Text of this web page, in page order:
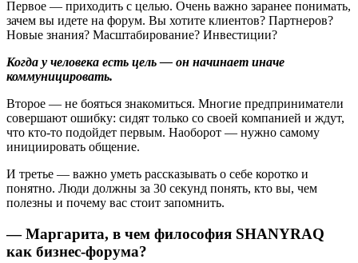
Первое — приходить с целью. Очень важно заранее понимать,
зачем вы идете на форум. Вы хотите клиентов? Партнеров?
Новые знания? Масштабирование? Инвестиции?
Когда у человека есть цель — он начинает иначе
коммуницировать.
Второе — не бояться знакомиться. Многие предприниматели
совершают ошибку: сидят только со своей компанией и ждут,
что кто-то подойдет первым. Наоборот — нужно самому
инициировать общение.
И третье — важно уметь рассказывать о себе коротко и
понятно. Люди должны за 30 секунд понять, кто вы, чем
полезны и почему вас стоит запомнить.
— Маргарита, в чем философия SHANYRAQ
как бизнес-форума?